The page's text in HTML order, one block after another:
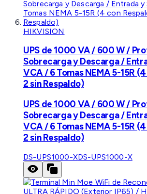
HIKVISION
UPS de 1000 VA / 600 W /
Sobrecarga y Descarga /
VCA / 6 Tomas NEMA 5-15R
2 sin Respaldo)
UPS de 1000 VA / 600 W /
Sobrecarga y Descarga /
VCA / 6 Tomas NEMA 5-15R
2 sin Respaldo)
DS-UPS1000-XDS-UPS1000-X